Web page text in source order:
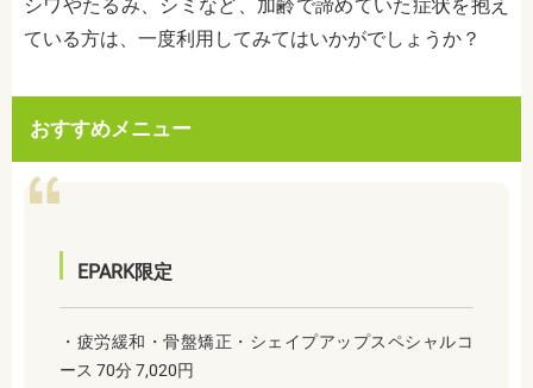
シワやたるみ、シミなど、加齢で諦めていた症状を抱え
ている方は、一度利用してみてはいかがでしょうか？
おすすめメニュー
EPARK限定
・疲労緩和・骨盤矯正・シェイプアップスペシャルコ
ース 70分 7,020円